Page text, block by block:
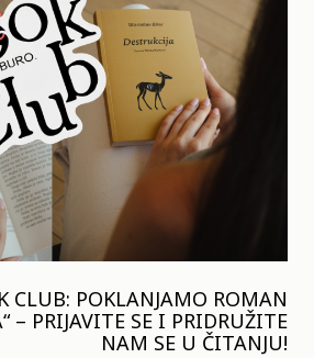
CLUB: POKLANJAMO ROMAN
– PRIJAVITE SE I PRIDRUŽITE
NAM SE U ČITANJU!